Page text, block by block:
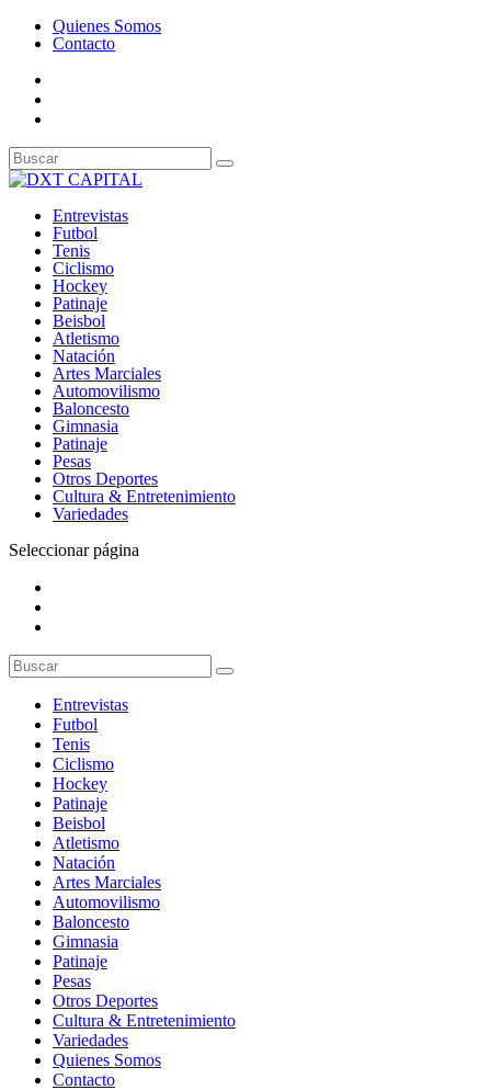
Quienes Somos
Contacto
Entrevistas
Futbol
Tenis
Ciclismo
Hockey
Patinaje
Beisbol
Atletismo
Natación
Artes Marciales
Automovilismo
Baloncesto
Gimnasia
Patinaje
Pesas
Otros Deportes
Cultura & Entretenimiento
Variedades
Seleccionar página
Entrevistas
Futbol
Tenis
Ciclismo
Hockey
Patinaje
Beisbol
Atletismo
Natación
Artes Marciales
Automovilismo
Baloncesto
Gimnasia
Patinaje
Pesas
Otros Deportes
Cultura & Entretenimiento
Variedades
Quienes Somos
Contacto